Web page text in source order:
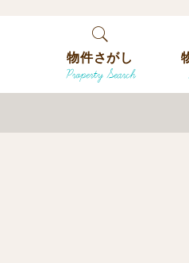
物件さがし
Property Search